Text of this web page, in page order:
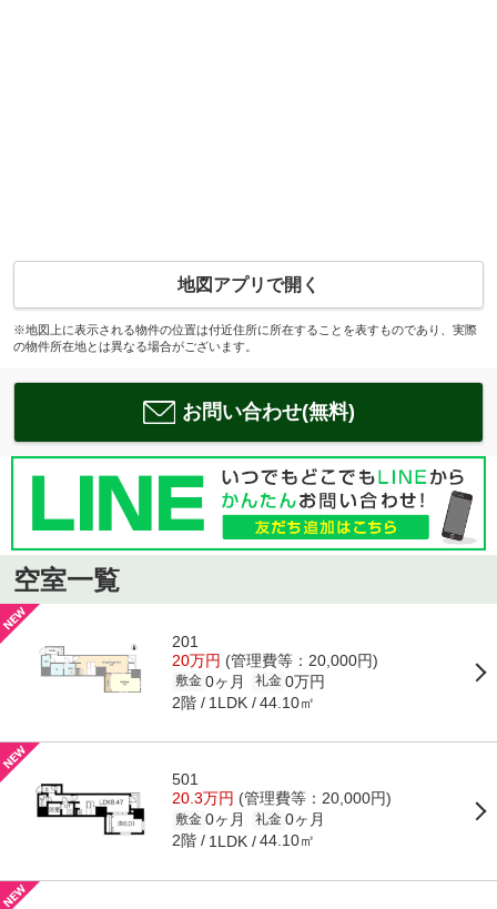
地図アプリで開く
※地図上に表示される物件の位置は付近住所に所在することを表すものであり、実際
の物件所在地とは異なる場合がございます。
お問い合わせ(無料)
空室一覧
201
20万円 (管理費等：20,000円)
敷金 0ヶ月 礼金 0万円
2階 1LDK 44.10㎡
501
20.3万円 (管理費等：20,000円)
敷金 0ヶ月 礼金 0ヶ月
2階 1LDK 44.10㎡